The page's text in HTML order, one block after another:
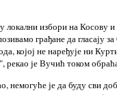
локални избори на Косову
грађане да гласају
којој не наређује ни
рекао је Вучић током
немогуће је да буду сви